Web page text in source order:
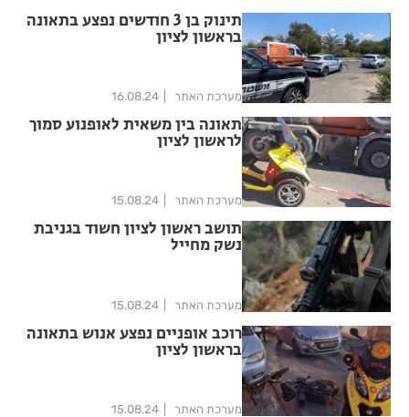
תינוק בן 3 חודשים נפצע בתאונה
בראשון לציון
מערכת האתר 16.08.24
תאונה בין משאית לאופנוע סמוך
לראשון לציון
מערכת האתר 15.08.24
תושב ראשון לציון חשוד בגניבת
נשק מחייל
מערכת האתר 15.08.24
רוכב אופניים נפצע אנוש בתאונה
בראשון לציון
מערכת האתר 15.08.24